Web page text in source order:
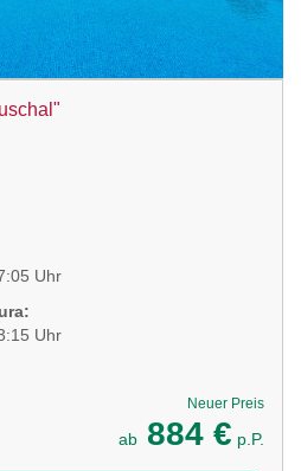
Uhr
Uhr
Neuer Preis
ab 884 € p.P.